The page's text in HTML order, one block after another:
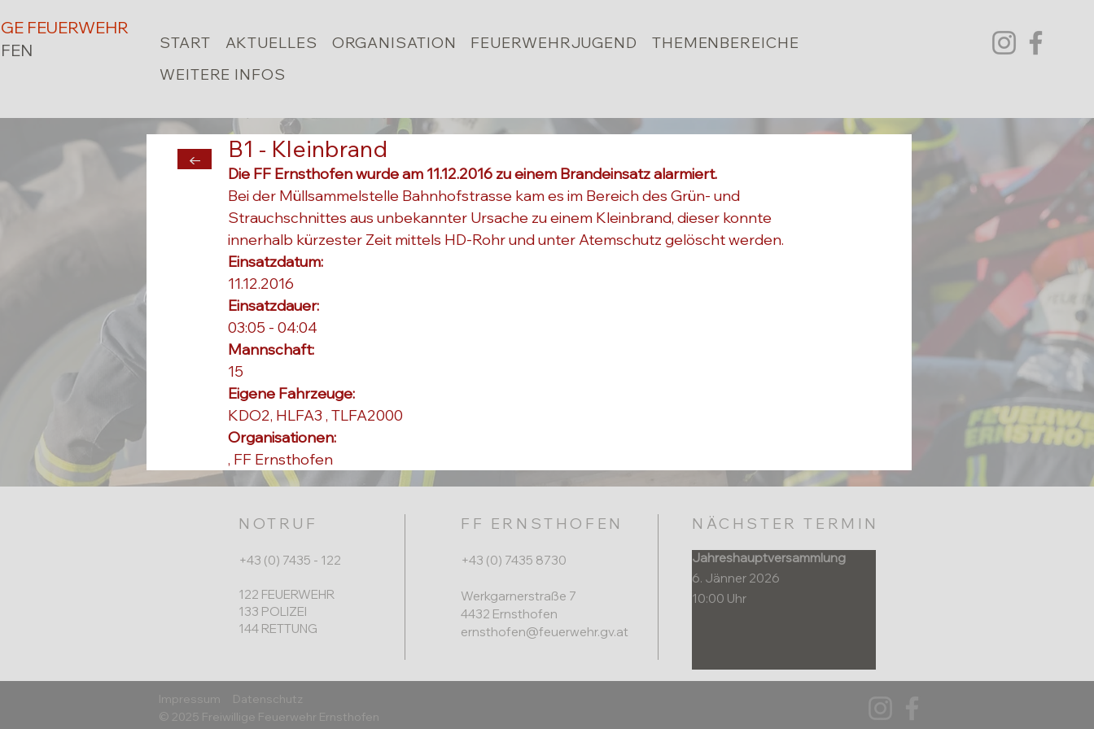
FEUERWEHR
START AKTUELLES ORGANISATION FEUERWEHRJUGEND
THEMENBEREICHE
WEITERE INFOS
B1 - Kleinbrand
Die FF Ernsthofen wurde am 11.12.2016 zu einem Brandeinsatz alarmiert.
Bei der Müllsammelstelle Bahnhofstrasse kam es im Bereich des Grün- und
Strauchschnittes aus unbekannter Ursache zu einem Kleinbrand, dieser konnte
innerhalb kürzester Zeit mittels HD-Rohr und unter Atemschutz gelöscht werden.
Einsatzdatum:
11.12.2016
Einsatzdauer:
03:05 - 04:04
Mannschaft:
15
Eigene Fahrzeuge:
KDO2, HLFA3 , TLFA2000
Organisationen:
, FF Ernsthofen
←
NOTRUF
+43 (0) 7435 - 122
122 FEUERWEHR
133 POLIZEI
144 RETTUNG
FF ERNSTHOFEN
+43 (0) 7435 8730
Werkgarnerstraße 7
4432 Ernsthofen​
ernsthofen@feuerwehr.gv.at
NÄCHSTER TERMIN
Jahreshauptversammlung
6. Jänner 2026
10:00 Uhr
Impressum
Datenschutz
© 2025 Freiwillige Feuerwehr Ernsthofen